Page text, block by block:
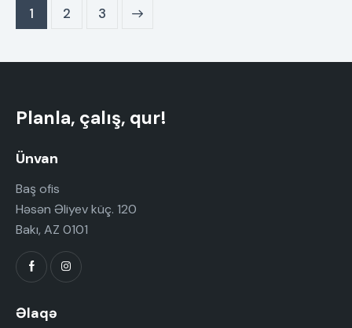
1 2 3
Planla, çalış, qur!
Ünvan
Baş ofis
Həsən Əliyev küç. 120
Bakı, AZ 0101
Əlaqə